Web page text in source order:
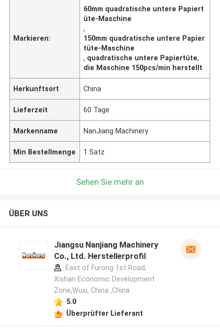
Markieren:
60mm quadratische untere Papiert
üte-Maschine
,
150mm quadratische untere Papier
tüte-Maschine
, quadratische untere Papiertüte,
die Maschine 150pcs/min herstellt
Herkunftsort China
Lieferzeit 60 Tage
Markenname NanJiang Machinery
Min Bestellmenge 1 Satz
Sehen Sie mehr an
ÜBER UNS
Jiangsu Nanjiang Machinery
Co., Ltd. Herstellerprofil
East of Furong 1st Road,
Xishan Economic Development
Zone,Wuxi, China ,China
5.0
Überprüfter Lieferant